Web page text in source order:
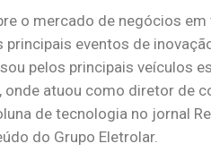
o mercado de negócios
eventos de
pelos principais veículos
onde atuou como diretor de
de tecnologia no jornal
do Grupo Eletrolar.